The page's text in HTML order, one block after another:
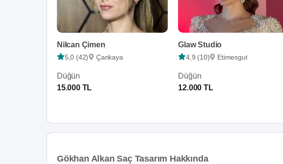
Nilcan Çimen
5,0 (42) Çankaya
Düğün
15.000 TL
Glaw Studio
4,9 (10) Etimesgut
Düğün
12.000 TL
Gökhan Alkan Saç Tasarım Hakkında